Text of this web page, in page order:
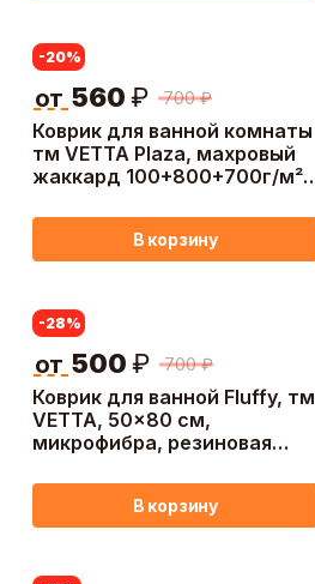
Коврик для ванной комнаты
тм VETTA Plaza, махровый
жаккард 100+800+700г/м²
-20%
700 ₽
от 560₽
В корзину
Коврик для ванной Fluffy, тм
VETTA, 50x80 см,
микрофибра, резиновая
-28%
700 ₽
от 500₽
В корзину